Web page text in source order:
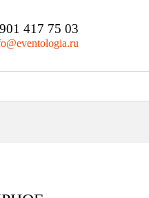
417 75 03